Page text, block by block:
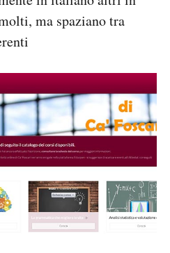
ma spaziano tra